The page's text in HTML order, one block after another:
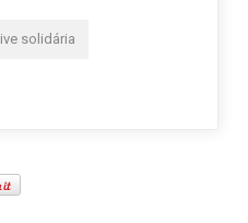
live solidária